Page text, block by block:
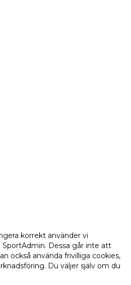
korrekt använder vi
Dessa går inte att
också använda frivilliga cookies,
Du väljer själv om du